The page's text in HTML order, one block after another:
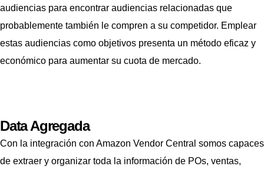
audiencias para encontrar audiencias relacionadas que
probablemente también le compren a su competidor. Emplear
estas audiencias como objetivos presenta un método eficaz y
económico para aumentar su cuota de mercado.
Data Agregada
Con la integración con Amazon Vendor Central somos capaces
de extraer y organizar toda la información de POs, ventas,